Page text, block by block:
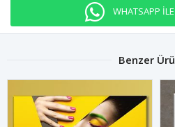
WHATSAPP
Benzer